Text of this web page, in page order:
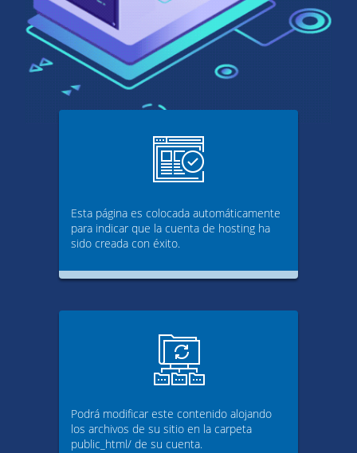
Esta página es colocada automáticamente
para indicar que la cuenta de hosting ha
sido creada con éxito.
Podrá modificar este contenido alojando
los archivos de su sitio en la carpeta
public_html/ de su cuenta.